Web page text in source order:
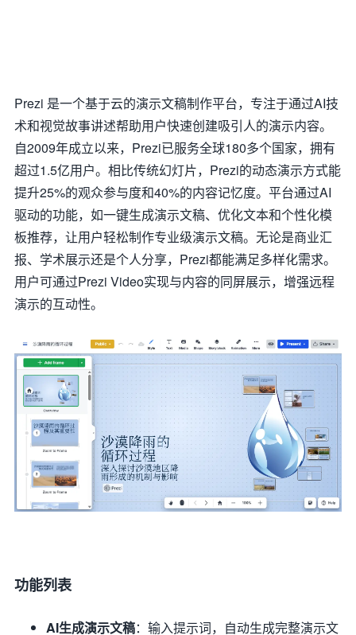
Prezi 是一个基于云的演示文稿制作平台，专注于通过AI技
术和视觉故事讲述帮助用户快速创建吸引人的演示内容。
自2009年成立以来，Prezi已服务全球180多个国家，拥有
超过1.5亿用户。相比传统幻灯片，Prezi的动态演示方式能
提升25%的观众参与度和40%的内容记忆度。平台通过AI
驱动的功能，如一键生成演示文稿、优化文本和个性化模
板推荐，让用户轻松制作专业级演示文稿。无论是商业汇
报、学术展示还是个人分享，Prezi都能满足多样化需求。
用户可通过Prezi Video实现与内容的同屏展示，增强远程
演示的互动性。
功能列表
AI生成演示文稿：输入提示词，自动生成完整演示文